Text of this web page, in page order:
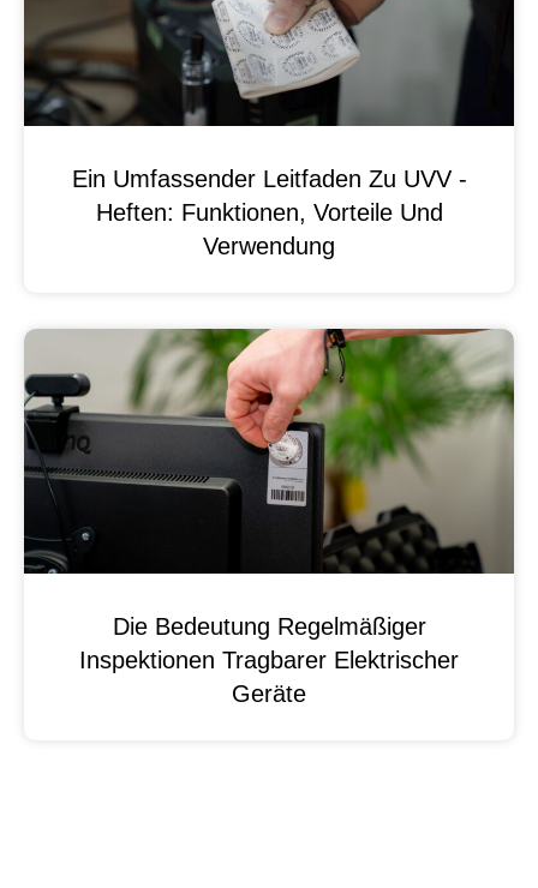
Ein Umfassender Leitfaden Zu UVV -
Heften: Funktionen, Vorteile Und
Verwendung
Die Bedeutung Regelmäßiger
Inspektionen Tragbarer Elektrischer
Geräte